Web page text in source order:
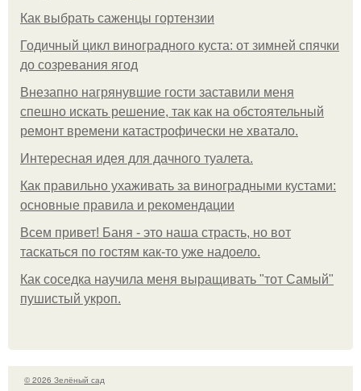
Как выбрать саженцы гортензии
Годичный цикл виноградного куста: от зимней спячки
до созревания ягод
Внезапно нагрянувшие гости заставили меня
спешно искать решение, так как на обстоятельный
ремонт времени катастрофически не хватало.
Интересная идея для дачного туалета.
Как правильно ухаживать за виноградными кустами:
основные правила и рекомендации
Всем привет! Баня - это наша страсть, но вот
таскаться по гостям как-то уже надоело.
Как соседка научила меня выращивать "тот Самый"
пушистый укроп.
© 2026 Зелёный сад